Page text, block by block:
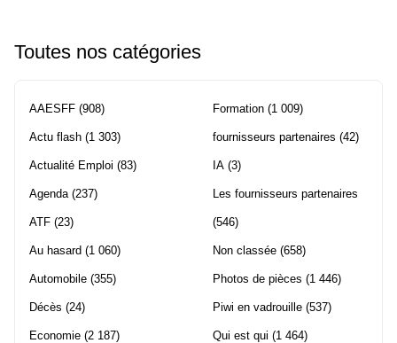
Toutes nos catégories
AAESFF (908)
Actu flash (1 303)
Actualité Emploi (83)
Agenda (237)
ATF (23)
Au hasard (1 060)
Automobile (355)
Décès (24)
Economie (2 187)
Formation (1 009)
fournisseurs partenaires (42)
IA (3)
Les fournisseurs partenaires
(546)
Non classée (658)
Photos de pièces (1 446)
Piwi en vadrouille (537)
Qui est qui (1 464)